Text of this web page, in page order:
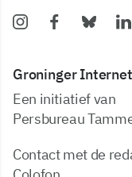
Groninger
Een initiatief van
Persbureau
Contact met de